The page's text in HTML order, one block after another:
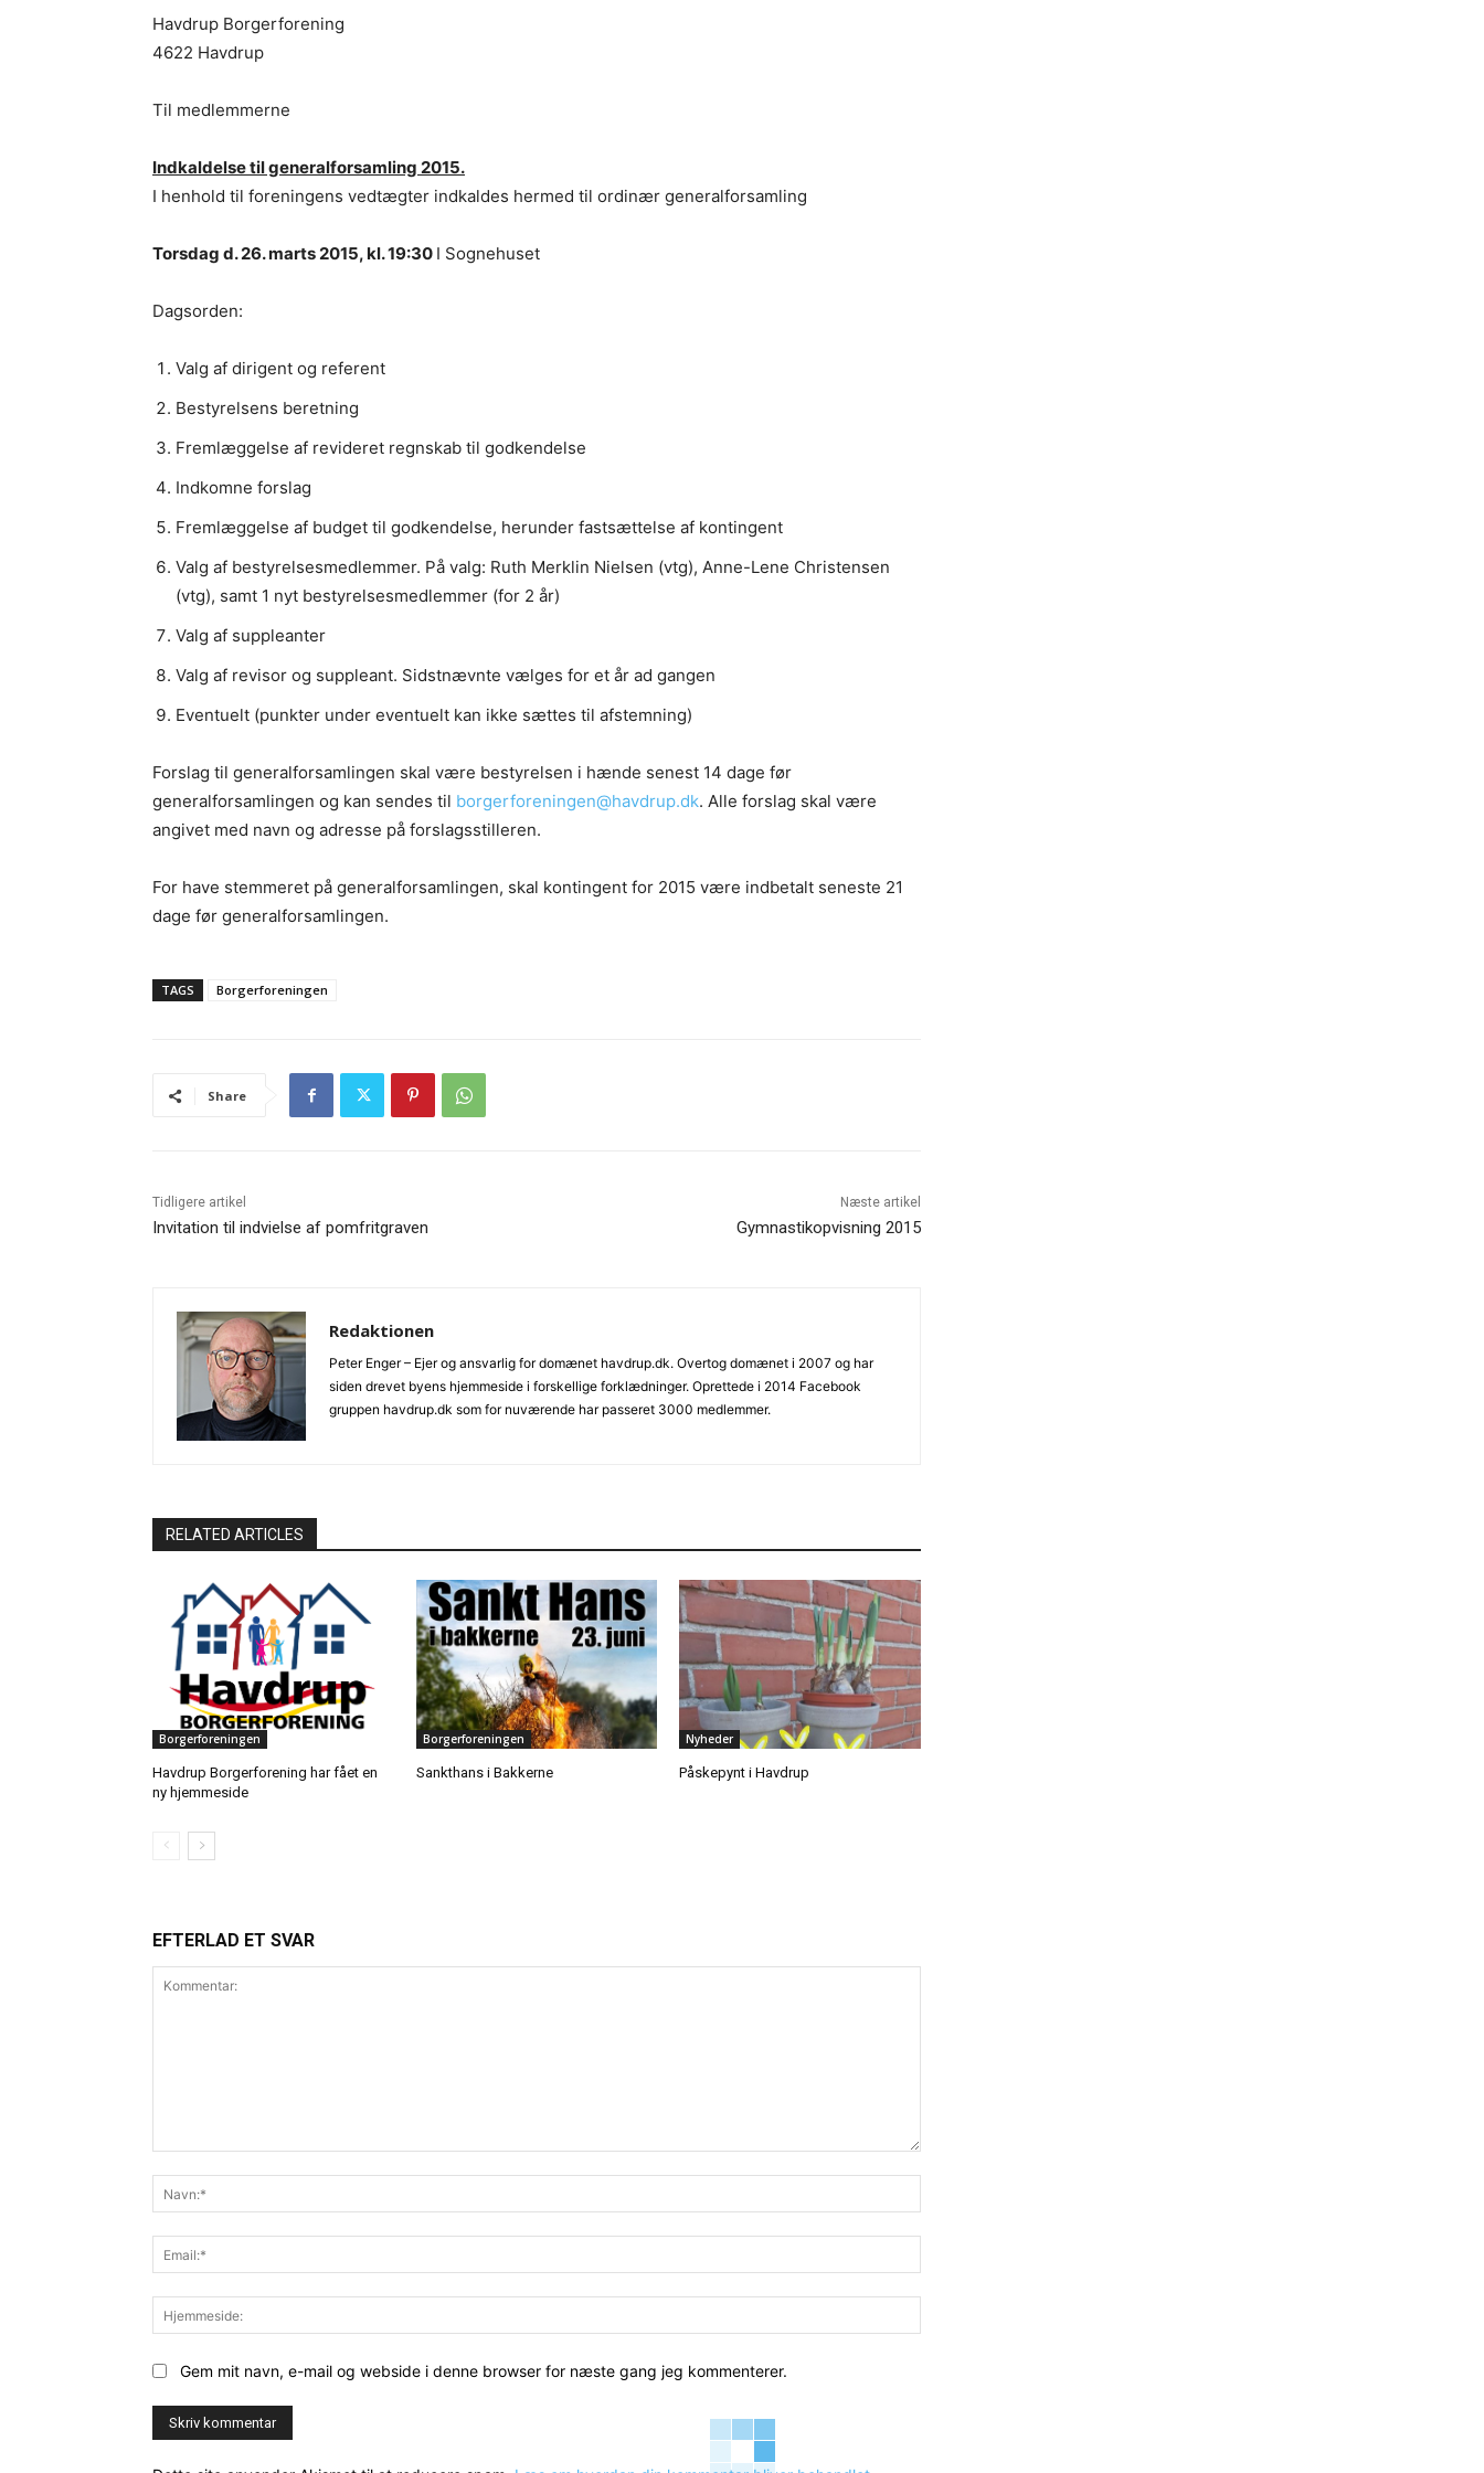
Havdrup Borgerforening
4622 Havdrup
Til medlemmerne
Indkaldelse til generalforsamling 2015.
I henhold til foreningens vedtægter indkaldes hermed til ordinær generalforsamling
Torsdag d. 26. marts 2015, kl. 19:30 I Sognehuset
Dagsorden:
Valg af dirigent og referent
Bestyrelsens beretning
Fremlæggelse af revideret regnskab til godkendelse
Indkomne forslag
Fremlæggelse af budget til godkendelse, herunder fastsættelse af kontingent
Valg af bestyrelsesmedlemmer. På valg: Ruth Merklin Nielsen (vtg), Anne-Lene Christensen
(vtg), samt 1 nyt bestyrelsesmedlemmer (for 2 år)
Valg af suppleanter
Valg af revisor og suppleant. Sidstnævnte vælges for et år ad gangen
Eventuelt (punkter under eventuelt kan ikke sættes til afstemning)
Forslag til generalforsamlingen skal være bestyrelsen i hænde senest 14 dage før
generalforsamlingen og kan sendes til borgerforeningen@havdrup.dk. Alle forslag skal være
angivet med navn og adresse på forslagsstilleren.
For have stemmeret på generalforsamlingen, skal kontingent for 2015 være indbetalt seneste 21
dage før generalforsamlingen.
TAGS Borgerforeningen
Share
Tidligere artikel
Invitation til indvielse af pomfritgraven
Næste artikel
Gymnastikopvisning 2015
Redaktionen
Peter Enger – Ejer og ansvarlig for domænet havdrup.dk. Overtog domænet i 2007 og har
siden drevet byens hjemmeside i forskellige forklædninger. Oprettede i 2014 Facebook
gruppen havdrup.dk som for nuværende har passeret 3000 medlemmer.
RELATED ARTICLES
Borgerforeningen
Havdrup Borgerforening har fået en
ny hjemmeside
Borgerforeningen
Sankthans i Bakkerne
Nyheder
Påskepynt i Havdrup
EFTERLAD ET SVAR
Gem mit navn, e-mail og webside i denne browser for næste gang jeg kommenterer.